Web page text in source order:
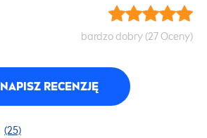
bardzo dobry (27 Oceny)
NAPISZ RECENZJĘ
(25)